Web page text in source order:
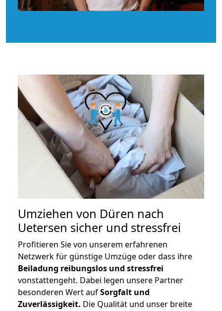
Umziehen von Düren nach
Uetersen sicher und stressfrei
Profitieren Sie von unserem erfahrenen
Netzwerk für günstige Umzüge oder dass ihre
Beiladung reibungslos und stressfrei
vonstattengeht. Dabei legen unsere Partner
besonderen Wert aufSorgfalt und
Zuverlässigkeit. Die Qualität und unser breite